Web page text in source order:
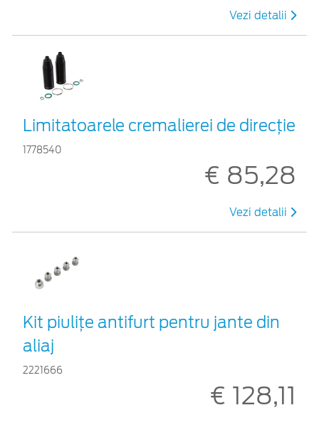
Vezi detalii
Limitatoarele cremalierei de direcţie
1778540
€ 85,28
Vezi detalii
Kit piuliţe antifurt pentru jante din
aliaj
2221666
€ 128,11